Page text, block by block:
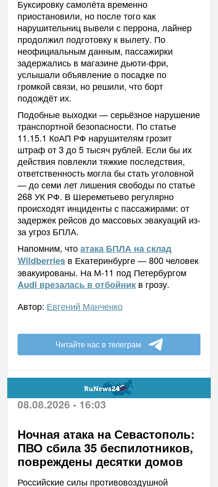
Буксировку самолёта временно
приостановили, но после того как
нарушительниц вывели с перрона, лайнер
продолжил подготовку к вылету. По
неофициальным данным, пассажирки
задержались в магазине дьюти-фри,
услышали объявление о посадке по
громкой связи, но решили, что борт
подождёт их.
Подобные выходки — серьёзное нарушение
транспортной безопасности. По статье
11.15.1 КоАП РФ нарушителям грозит
штраф от 3 до 5 тысяч рублей. Если бы их
действия повлекли тяжкие последствия,
ответственность могла бы стать уголовной
— до семи лет лишения свободы по статье
268 УК РФ. В Шереметьево регулярно
происходят инциденты с пассажирами: от
задержек рейсов до массовых эвакуаций из-
за угроз БПЛА.
Напомним, чтоатака БПЛА на склад
Wildberriesв Екатеринбурге — 800 человек
эвакуированы. На М-11 под Петербургом
Audi врезалась в отбойникв грозу.
Автор: Евгений Манченко
Читайте нас в телеграм
08.08.2026 - 16:03
Ночная атака на Севастополь:
ПВО сбила 35 беспилотников,
повреждены десятки домов
Российские силы противовоздушной